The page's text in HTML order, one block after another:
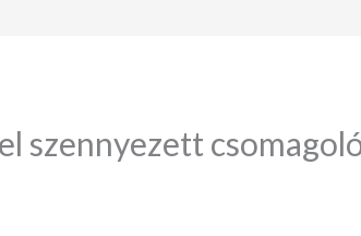
szennyezett